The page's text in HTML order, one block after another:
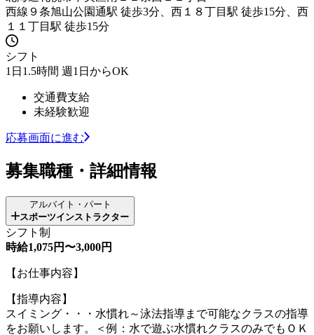
西線９条旭山公園通駅 徒歩3分、西１８丁目駅 徒歩15分、西
１１丁目駅 徒歩15分
シフト
1日1.5時間 週1日からOK
交通費支給
未経験歓迎
応募画面に進む
募集職種・詳細情報
アルバイト・パート
スポーツインストラクター
シフト制
時給1,075円〜3,000円
【お仕事内容】
【指導内容】
スイミング・・・水慣れ～泳法指導まで可能なクラスの指導
をお願いします。＜例：水で遊ぶ水慣れクラスのみでもＯＫ